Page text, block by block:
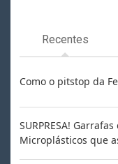
Recentes
Como o pitstop da
SURPRESA!
Microplásticos que